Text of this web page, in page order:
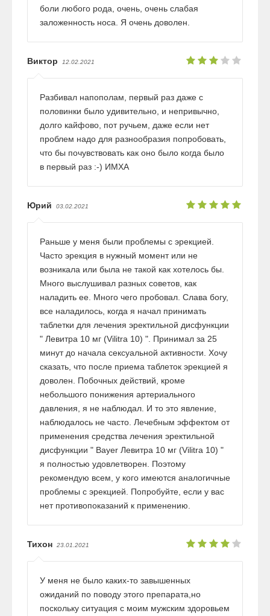
боли любого рода, очень, очень слабая
заложенность носа. Я очень доволен.
Виктор 12.02.2021
Разбивал напополам, первый раз даже с
половинки было удивительно, и непривычно,
долго кайфово, пот ручьем, даже если нет
проблем надо для разнообразия попробовать,
что бы почувствовать как оно было когда было
в первый раз :-) ИМХА
Юрий 03.02.2021
Раньше у меня были проблемы с эрекцией.
Часто эрекция в нужный момент или не
возникала или была не такой как хотелось бы.
Много выслушивал разных советов, как
наладить ее. Много чего пробовал. Слава богу,
все наладилось, когда я начал принимать
таблетки для лечения эректильной дисфункции
" Левитра 10 мг (Vilitra 10) ". Принимал за 25
минут до начала сексуальной активности. Хочу
сказать, что после приема таблеток эрекцией я
доволен. Побочных действий, кроме
небольшого понижения артериального
давления, я не наблюдал. И то это явление,
наблюдалось не часто. Лечебным эффектом от
применения средства лечения эректильной
дисфункции " Bayer Левитра 10 мг (Vilitra 10) "
я полностью удовлетворен. Поэтому
рекомендую всем, у кого имеются аналогичные
проблемы с эрекцией. Попробуйте, если у вас
нет противопоказаний к применению.
Тихон 23.01.2021
У меня не было каких-то завышенных
ожиданий по поводу этого препарата,но
поскольку ситуация с моим мужским здоровьем